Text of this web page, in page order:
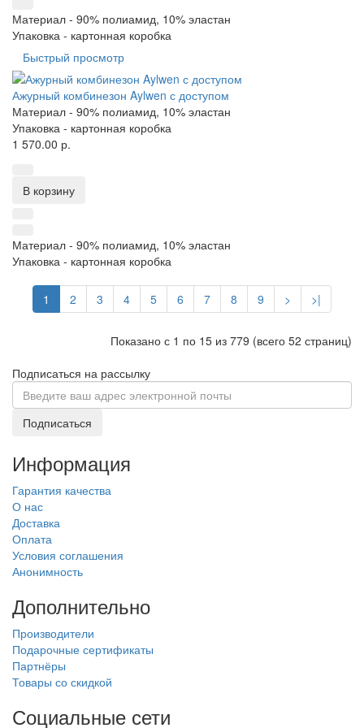
Материал - 90% полиамид, 10% эластан
Упаковка - картонная коробка
Быстрый просмотр
Ажурный комбинезон Aylwen с доступом
Материал - 90% полиамид, 10% эластан
Упаковка - картонная коробка
1 570.00 р.
В корзину
Материал - 90% полиамид, 10% эластан
Упаковка - картонная коробка
1 2 3 4 5 6 7 8 9 > >|
Показано с 1 по 15 из 779 (всего 52 страниц)
Подписаться на рассылку
Подписаться
Информация
Гарантия качества
О нас
Доставка
Оплата
Условия соглашения
Анонимность
Дополнительно
Производители
Подарочные сертификаты
Партнёры
Товары со скидкой
Социальные сети